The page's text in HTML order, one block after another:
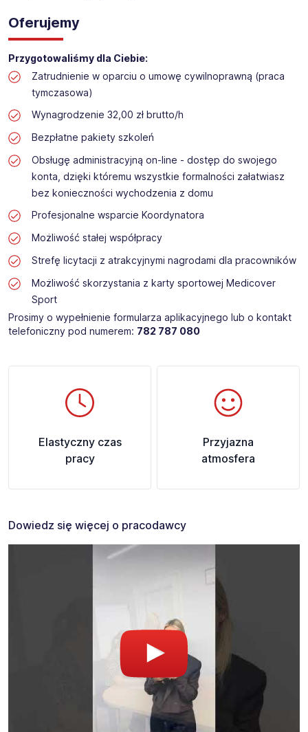
Oferujemy
Przygotowaliśmy dla Ciebie:
Zatrudnienie w oparciu o umowę cywilnoprawną (praca
tymczasowa)
Wynagrodzenie 32,00 zł brutto/h
Bezpłatne pakiety szkoleń
Obsługę administracyjną on-line - dostęp do swojego
konta, dzięki któremu wszystkie formalności załatwiasz
bez konieczności wychodzenia z domu
Profesjonalne wsparcie Koordynatora
Możliwość stałej współpracy
Strefę licytacji z atrakcyjnymi nagrodami dla pracowników
Możliwość skorzystania z karty sportowej Medicover
Sport
Prosimy o wypełnienie formularza aplikacyjnego lub o kontakt
telefoniczny pod numerem: 782 787 080 ​
Elastyczny czas
pracy
Przyjazna
atmosfera
Dowiedz się więcej o pracodawcy